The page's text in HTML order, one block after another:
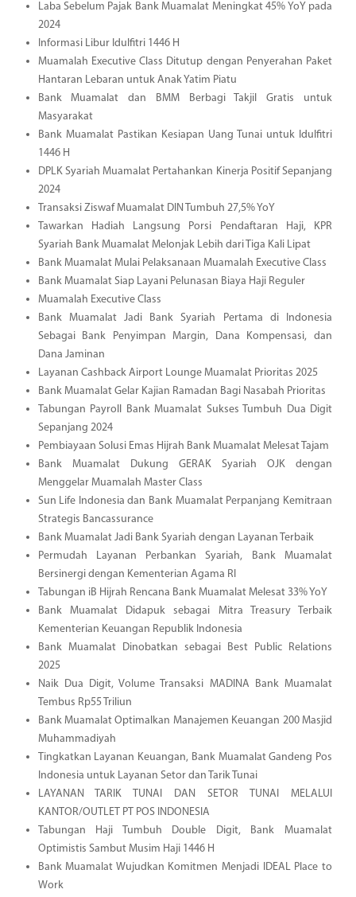
Laba Sebelum Pajak Bank Muamalat Meningkat 45% YoY pada
2024
Informasi Libur Idulfitri 1446 H
Muamalah Executive Class Ditutup dengan Penyerahan Paket
Hantaran Lebaran untuk Anak Yatim Piatu
Bank Muamalat dan BMM Berbagi Takjil Gratis untuk
Masyarakat
Bank Muamalat Pastikan Kesiapan Uang Tunai untuk Idulfitri
1446 H
DPLK Syariah Muamalat Pertahankan Kinerja Positif Sepanjang
2024
Transaksi Ziswaf Muamalat DIN Tumbuh 27,5% YoY
Tawarkan Hadiah Langsung Porsi Pendaftaran Haji, KPR
Syariah Bank Muamalat Melonjak Lebih dari Tiga Kali Lipat
Bank Muamalat Mulai Pelaksanaan Muamalah Executive Class
Bank Muamalat Siap Layani Pelunasan Biaya Haji Reguler
Muamalah Executive Class
Bank Muamalat Jadi Bank Syariah Pertama di Indonesia
Sebagai Bank Penyimpan Margin, Dana Kompensasi, dan
Dana Jaminan
Layanan Cashback Airport Lounge Muamalat Prioritas 2025
Bank Muamalat Gelar Kajian Ramadan Bagi Nasabah Prioritas
Tabungan Payroll Bank Muamalat Sukses Tumbuh Dua Digit
Sepanjang 2024
Pembiayaan Solusi Emas Hijrah Bank Muamalat Melesat Tajam
Bank Muamalat Dukung GERAK Syariah OJK dengan
Menggelar Muamalah Master Class
Sun Life Indonesia dan Bank Muamalat Perpanjang Kemitraan
Strategis Bancassurance
Bank Muamalat Jadi Bank Syariah dengan Layanan Terbaik
Permudah Layanan Perbankan Syariah, Bank Muamalat
Bersinergi dengan Kementerian Agama RI
Tabungan iB Hijrah Rencana Bank Muamalat Melesat 33% YoY
Bank Muamalat Didapuk sebagai Mitra Treasury Terbaik
Kementerian Keuangan Republik Indonesia
Bank Muamalat Dinobatkan sebagai Best Public Relations
2025
Naik Dua Digit, Volume Transaksi MADINA Bank Muamalat
Tembus Rp55 Triliun
Bank Muamalat Optimalkan Manajemen Keuangan 200 Masjid
Muhammadiyah
Tingkatkan Layanan Keuangan, Bank Muamalat Gandeng Pos
Indonesia untuk Layanan Setor dan Tarik Tunai
LAYANAN TARIK TUNAI DAN SETOR TUNAI MELALUI
KANTOR/OUTLET PT POS INDONESIA
Tabungan Haji Tumbuh Double Digit, Bank Muamalat
Optimistis Sambut Musim Haji 1446 H
Bank Muamalat Wujudkan Komitmen Menjadi IDEAL Place to
Work